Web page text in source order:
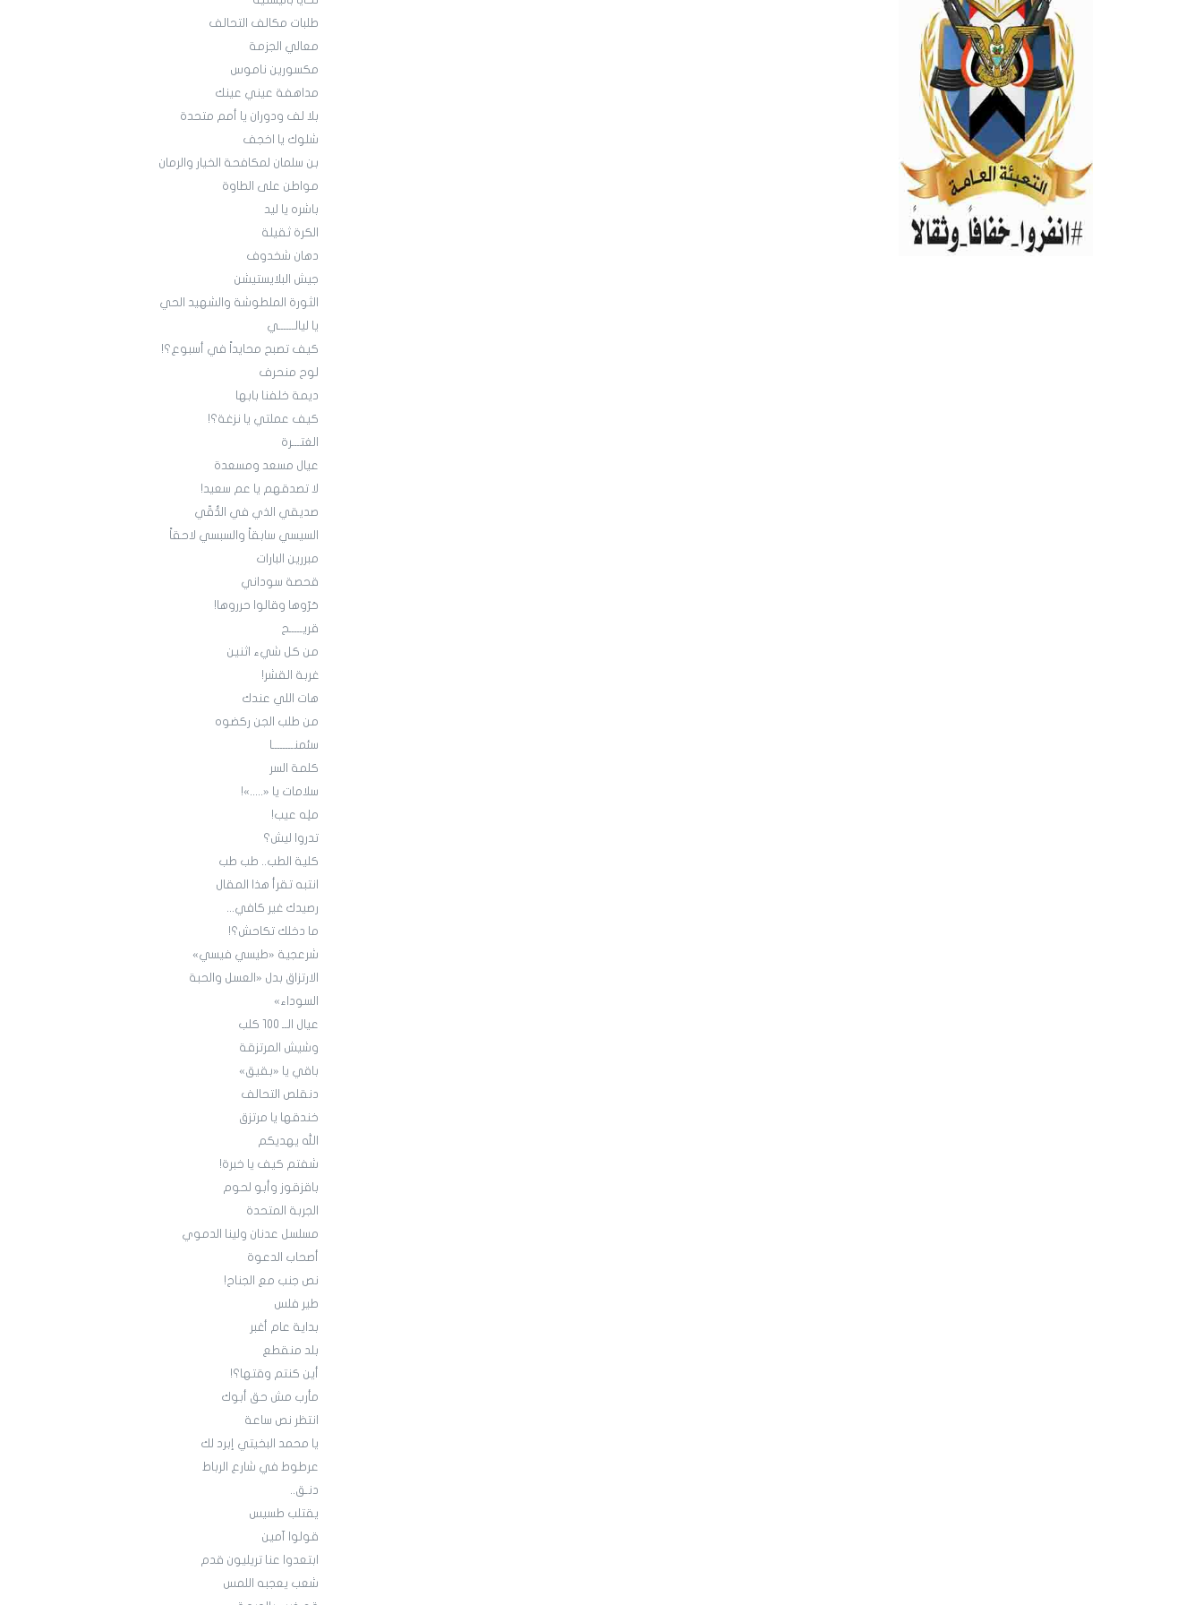
طلبات مكالف التحالف
معالي الجزمة
مكسورين ناموس
مداهفة عيني عينك
بلا لف ودوران يا أمم متحدة
شلوك يا اخجف
بن سلمان لمكافحة الخيار والرمان
مواطن على الطاوة
باشره يا ليد
الكرة ثقيلة
دهان شخدوف
جيش البلايستيشن
الثورة الملطوشة والشهيد الحي
يا ليالــــــي
كيف تصبح محايداً في أسبوع؟!
لوح منحرف
ديمة خلفنا بابها
كيف عملتي يا نزغة؟!
الغتـــرة
عيال مسعد ومسعدة
لا تصدقهم يا عم سعيد!
صديقي الذي في الدُّقّي
السيسي سابقاً والسبسي لاحقاً
مبررين البارات
قحصة سوداني
حَرّوها وقالوا حرروها!
قريـــــح
من كل شيء اثنين
غربة القشر!
هات اللي عندك
من طلب الجن ركضوه
سئمنــــــــا
كلمة السر
سلامات يا «.....»!
ملِه عيب!
تدروا ليش؟
كلية الطب.. طب طب
انتبه تقرأ هذا المقال
رصيدك غير كافي...
ما دخلك تكاحش؟!
شرعجية «طيسي فيسي»
الارتزاق بدل «العسل والحبة
السوداء»
عيال الــ 100 كلب
وشيش المرتزقة
باقي يا «بقيق»
دنقلص التحالف
خندقها يا مرتزق
الله يهديكم
شفتم كيف يا خبرة!
باقزقوز وأبو لحوم
الجربة المتحدة
مسلسل عدنان ولينا الدموي
أصحاب الدعوة
نص جنب مع الجناح!
طير فلس
بداية عام أغبر
بلد منقطع
أين كنتم وقتها؟!
مأرب مش حق أبوك
انتظر نص ساعة
يا محمد البخيتي إبرد لك
عرطوط في شارع الرباط
دنـق..
يقتلب طسيس
قولوا آمين
ابتعدوا عنا تريليون قدم
شعب يعجبه اللمس